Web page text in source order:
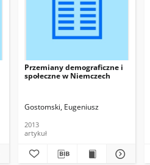
Przemiany demograficzne i
społeczne w Niemczech
Gostomski, Eugeniusz
2013
artykuł